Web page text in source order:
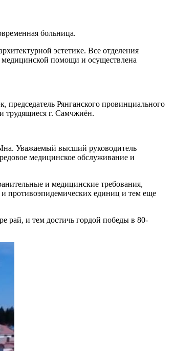
больница.
эстетике. Все отделения
помощи и осуществлена
Рянганского провинциального
трудящиеся г. Самчжиён.
Уважаемый высший руководитель
медицинское обслуживание и
и медицинские требования,
противоэпидемических единиц и тем еще
рай, и тем достичь гордой победы в 80-